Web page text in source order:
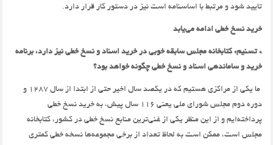
تایید شود و مرتبط با اساسنامه است نیز در دستور کار قرار دارد.
خرید نسخ خطی ادامه می‌یابد
* تسنیم: کتابخانه مجلس سابقه خوبی در خرید اسناد و نسخ خطی نیز دارد،‌ برنامه
خرید و ساماندهی اسناد و نسخ خطی چگونه خواهد بود؟
ما یکی از مراکزی هستیم که در یکصد سال اخیر حتی از ابتدا از سال 1287 و
دوره دوم مجلس شورای ملی یعنی 116 سال پیش،‌ به خرید نسخ خطی
پرداخته‌ایم و از این منظر یکی از غنی‌ترین منابع نسخ خطی در کشور، کتابخانه
مجلس است، ممکن است به لحاظ تعداد از برخی مجموعه‌ها نسخه خطی کمتری